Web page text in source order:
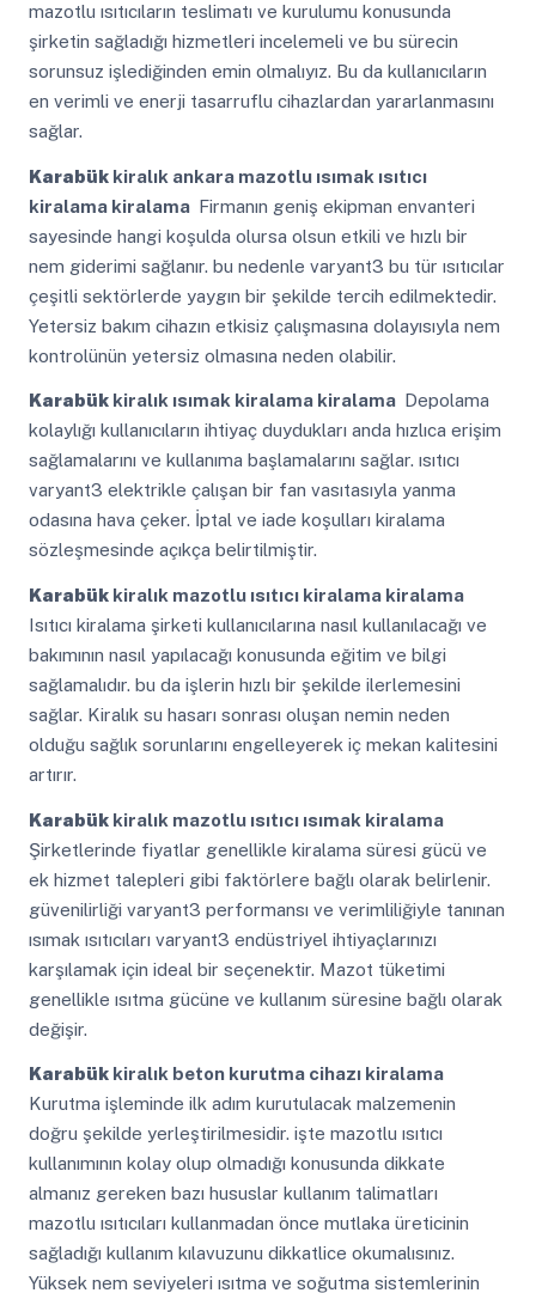
mazotlu ısıtıcıların teslimatı ve kurulumu konusunda
şirketin sağladığı hizmetleri incelemeli ve bu sürecin
sorunsuz işlediğinden emin olmalıyız. Bu da kullanıcıların
en verimli ve enerji tasarruflu cihazlardan yararlanmasını
sağlar.
Karabükkiralık ankara mazotlu ısımak ısıtıcı
kiralama kiralama Firmanın geniş ekipman envanteri
sayesinde hangi koşulda olursa olsun etkili ve hızlı bir
nem giderimi sağlanır. bu nedenle varyant3 bu tür ısıtıcılar
çeşitli sektörlerde yaygın bir şekilde tercih edilmektedir.
Yetersiz bakım cihazın etkisiz çalışmasına dolayısıyla nem
kontrolünün yetersiz olmasına neden olabilir.
Karabükkiralık ısımak kiralama kiralama Depolama
kolaylığı kullanıcıların ihtiyaç duydukları anda hızlıca erişim
sağlamalarını ve kullanıma başlamalarını sağlar. ısıtıcı
varyant3 elektrikle çalışan bir fan vasıtasıyla yanma
odasına hava çeker. İptal ve iade koşulları kiralama
sözleşmesinde açıkça belirtilmiştir.
Karabükkiralık mazotlu ısıtıcı kiralama kiralama
Isıtıcı kiralama şirketi kullanıcılarına nasıl kullanılacağı ve
bakımının nasıl yapılacağı konusunda eğitim ve bilgi
sağlamalıdır. bu da işlerin hızlı bir şekilde ilerlemesini
sağlar. Kiralık su hasarı sonrası oluşan nemin neden
olduğu sağlık sorunlarını engelleyerek iç mekan kalitesini
artırır.
Karabükkiralık mazotlu ısıtıcı ısımak kiralama
Şirketlerinde fiyatlar genellikle kiralama süresi gücü ve
ek hizmet talepleri gibi faktörlere bağlı olarak belirlenir.
güvenilirliği varyant3 performansı ve verimliliğiyle tanınan
ısımak ısıtıcıları varyant3 endüstriyel ihtiyaçlarınızı
karşılamak için ideal bir seçenektir. Mazot tüketimi
genellikle ısıtma gücüne ve kullanım süresine bağlı olarak
değişir.
Karabükkiralık beton kurutma cihazı kiralama
Kurutma işleminde ilk adım kurutulacak malzemenin
doğru şekilde yerleştirilmesidir. işte mazotlu ısıtıcı
kullanımının kolay olup olmadığı konusunda dikkate
almanız gereken bazı hususlar kullanım talimatları
mazotlu ısıtıcıları kullanmadan önce mutlaka üreticinin
sağladığı kullanım kılavuzunu dikkatlice okumalısınız.
Yüksek nem seviyeleri ısıtma ve soğutma sistemlerinin